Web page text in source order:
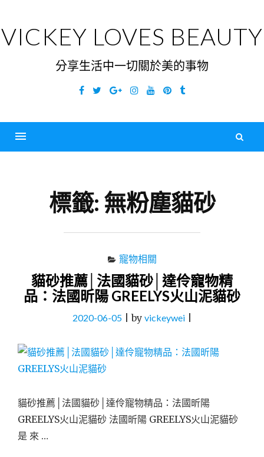
content
VICKEY LOVES BEAUTY
分享生活中一切關於美的事物
Facebook
TwitterGoogleInstagramYouTubePinterest
Tumblr
標籤: 無粉塵貓砂
寵物相關
貓砂推薦│法國貓砂│達伶寵物精
品：法國昕陽 GREELYS火山泥貓砂
2020-06-05|by vickeywei|
貓砂推薦│法國貓砂│達伶寵物精品：法國昕陽
GREELYS火山泥貓砂 法國昕陽 GREELYS火山泥貓砂
是 來 …